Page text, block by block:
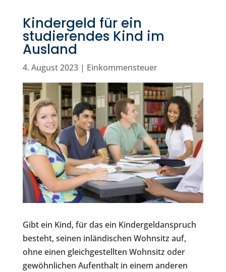
Kindergeld für ein
studierendes Kind im
Ausland
4. August 2023| Einkommensteuer
Gibt ein Kind, für das ein Kindergeldanspruch
besteht, seinen inländischen Wohnsitz auf,
ohne einen gleichgestellten Wohnsitz oder
gewöhnlichen Aufenthalt in einem anderen